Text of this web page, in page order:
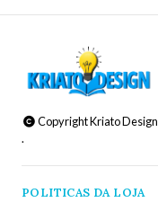
Copyright Kriato
.
POLITICAS DA LOJA